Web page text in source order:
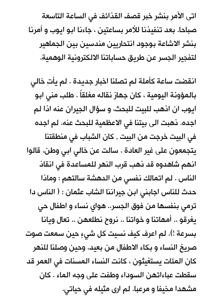
اتى الأمر بنشر خبر قصف القذائف في الساعة التاسعة
صباحا. بعد تنفيذنا للأمر بساعتين ، جاءنا ابو ايوب و أمرنا
بنشر الاشاعة بوجود انتحاريين مندسين بين الجماهير
لتفجير الجسر عن طريق حساباتنا الالكترونية الوهمية.
انقضت ساعة كأملة لم تصلنا اخبار جديدة . لم يأتِ خالي
بالمؤونة اليومية ، كان جهاز نقاله مغلقاً . طلب مني ابو
ايوب ان اذهب للبيت للبحث، و سؤال الجيران عنه اذا لم
اجده. ذهبت الى بيتنا في الاعظمية للبحث عنه. لم اجده
في البيت خرجت من البيت , كان الشباب في منطقتنا
يتجمعون على غير العادة . سالت عن خالي ابي وطن. قالوا
انهم شاهدوه قد ذهب قرب النهر للمساعدة في انقاذ
الناس . لم اتمالك نفسي من الدهشة سالتهم : وماذا
حدث للناس اجابني ابن جيراننا الشاب عثمان : ( الناس دا
ترمي بنفسها من فوق الجسر.. هواي نساء و اطفال حي
يغرقو .. أمهاتنا و خواتنا .. نروح نطلعهن .. تعال ويانا
بسرعة !). لم اعرف كيف نسيت كل شيءٍ حين سمعت صوت
صريخ النساء و بكاء الاطفال من بعيد. وحين وصلنا للنهر
كان المئات يستغيثون ، كانت النساء المسنات في العمر قد
سقطت عباءاتهن السوداء وطفت على وجه الماء . كان
مشهدا مخيفا و مرعبا. لم ارى مثيله في حياتي.